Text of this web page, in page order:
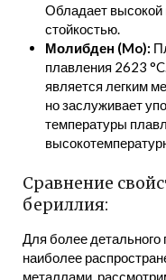
Обладает высокой
стойкостью.
Молибден (Mo):
плавления 2623
является легким
но заслуживает
температуры
Сравнение
бериллия:
Для более
наиболее